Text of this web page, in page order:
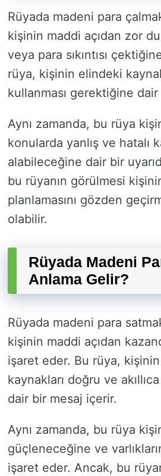
Rüyada madeni para
kişinin maddi açıdan zor
veya para sıkıntısı
rüya, kişinin elindeki
kullanması gerektiğine
Aynı zamanda, bu rüya
konularda yanlış ve hatalı
alabileceğine dair bir
bu rüyanın görülmesi
planlamasını gözden
olabilir.
Rüyada Madeni
Anlama Gelir?
Rüyada madeni para
kişinin maddi açıdan
işaret eder. Bu rüya,
kaynakları doğru ve
dair bir mesaj içerir.
Aynı zamanda, bu rüya
güçleneceğine ve
işaret eder. Ancak, bu